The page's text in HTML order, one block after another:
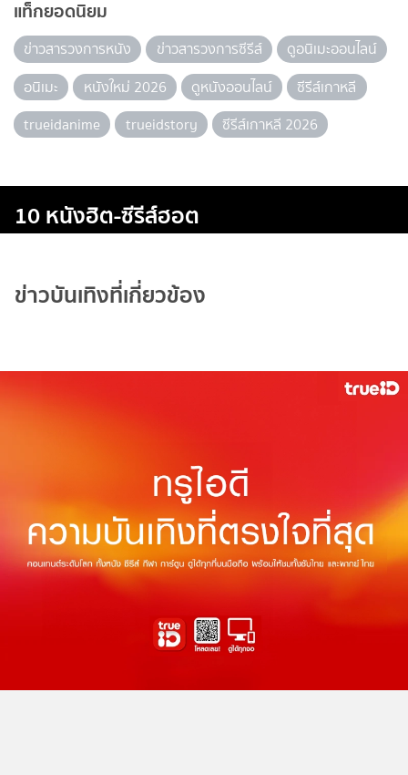
แท็กยอดนิยม
ข่าวสารวงการหนัง ข่าวสารวงการซีรีส์
ดูอนิเมะออนไลน์
อนิเมะ
หนังใหม่ 2026 ดูหนังออนไลน์
ซีรีส์เกาหลี
trueidanime
trueidstory ซีรีส์เกาหลี 2026
10 หนังฮิต-ซีรีส์ฮอต
ข่าวบันเทิงที่เกี่ยวข้อง